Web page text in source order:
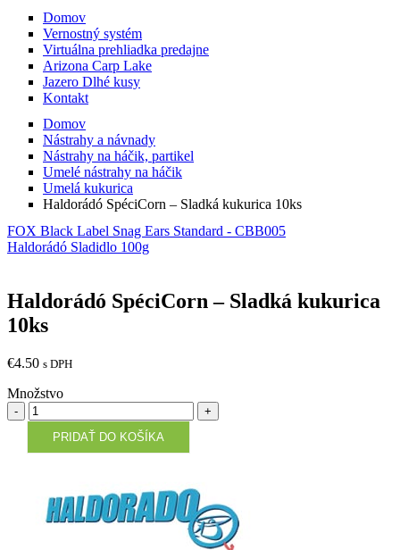
Domov
Vernostný systém
Virtuálna prehliadka predajne
Arizona Carp Lake
Jazero Dlhé kusy
Kontakt
Domov
Nástrahy a návnady
Nástrahy na háčik, partikel
Umelé nástrahy na háčik
Umelá kukurica
Haldorádó SpéciCorn – Sladká kukurica 10ks
FOX Black Label Snag Ears Standard - CBB005
Haldorádó Sladidlo 100g
Haldorádó SpéciCorn – Sladká kukurica
10ks
€4.50 s DPH
Množstvo
Množstvo
PRIDAŤ DO KOŠÍKA